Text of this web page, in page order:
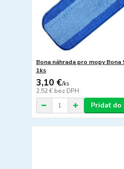
Bona náhrada pro mopy Bona
1ks
3,10 €/ks
2,52 € bez DPH
Pridať do